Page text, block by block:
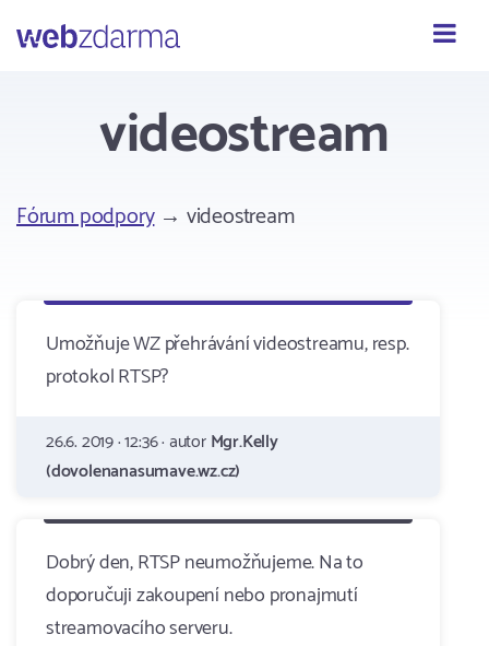
Webzdarma
videostream
Fórum podpory→ videostream
Umožňuje WZ přehrávání videostreamu, resp.
protokol RTSP?
26.6. 2019 · 12:36 · autorMgr.Kelly
(dovolenanasumave.wz.cz)
Dobrý den, RTSP neumožňujeme. Na to
doporučuji zakoupení nebo pronajmutí
streamovacího serveru.